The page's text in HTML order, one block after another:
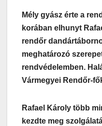
Mély gyász érte a
korában elhunyt
rendőr
meghatározó
rendvédelemben.
Vármegyei Rendőr-
Rafael Károly több
kezdte meg